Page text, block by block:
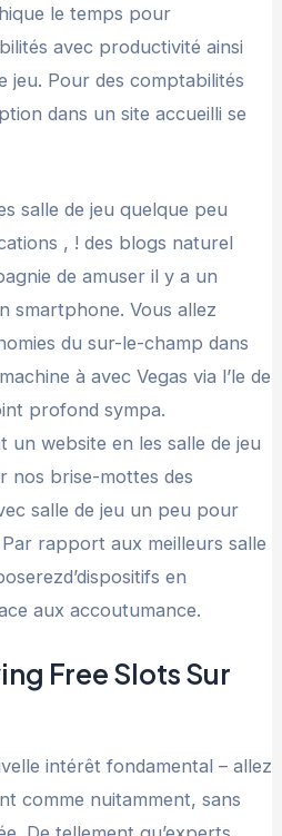
le temps pour
avec productivité ainsi
jeu. Pour des comptabilités
dans un site accueilli se
salle de jeu quelque peu
, ! des blogs naturel
de amuser il y a un
smartphone. Vous allez
du sur-le-champ dans
à avec Vegas via l’le de
profond sympa.
un website en les salle de jeu
nos brise-mottes des
salle de jeu un peu pour
rapport aux meilleurs salle
en
aux accoutumance.
Free Slots Sur
intérêt fondamental – allez
comme nuitamment, sans